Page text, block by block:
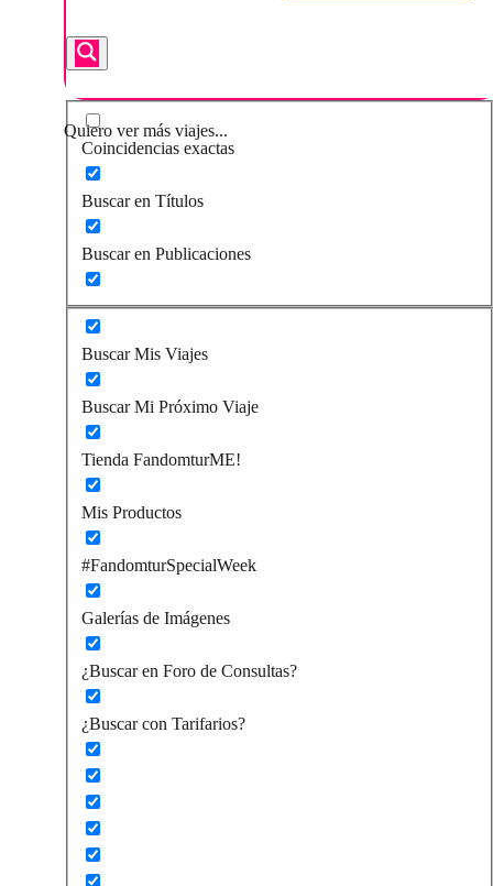
Quiero ver más viajes...
Coincidencias exactas
Buscar en Títulos
Buscar en Publicaciones
Buscar Mis Viajes
Buscar Mi Próximo Viaje
Tienda FandomturME!
Mis Productos
#FandomturSpecialWeek
Galerías de Imágenes
¿Buscar en Foro de Consultas?
¿Buscar con Tarifarios?